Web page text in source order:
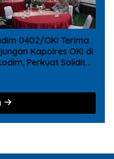
0402/OKI Terima
Kapolres OKI di
Perkuat Soliditas